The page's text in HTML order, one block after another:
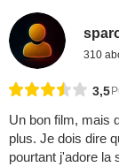
310
3,5
Un bon film, mais
plus. Je dois dire
pourtant j'adore la